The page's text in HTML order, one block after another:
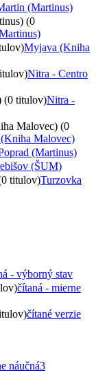
(Martinus)
(0
Myjava (Kniha
Nitra - Centro
(0 titulov)Nitra -
Malovec) (0
Malovec)
(Martinus)
(ŠUM)
titulov)Turzovka
- výborný stav
čítaná - mierne
čítané verzie
náučná3